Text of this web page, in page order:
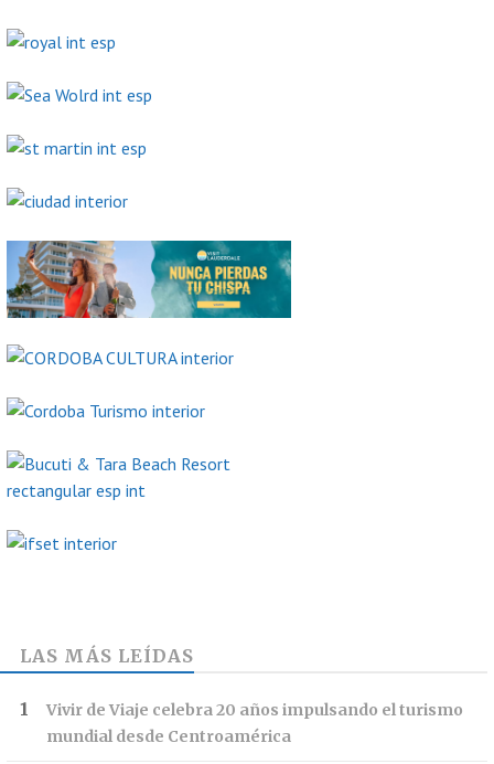
LAS MÁS LEÍDAS
Vivir de Viaje celebra 20 años impulsando el turismo
mundial desde Centroamérica